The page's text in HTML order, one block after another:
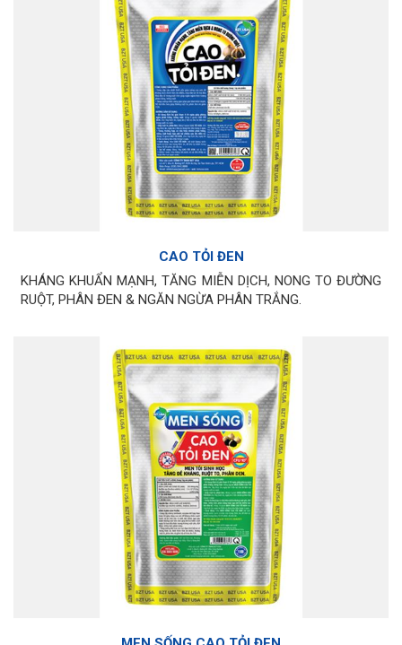
CAO TỎI ĐEN
KHÁNG KHUẨN MẠNH, TĂNG MIỄN DỊCH, NONG TO ĐƯỜNG
RUỘT, PHÂN ĐEN & NGĂN NGỪA PHÂN TRẮNG.